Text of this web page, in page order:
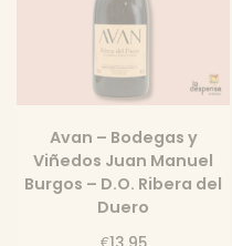
Avan – Bodegas y
Viñedos Juan Manuel
Burgos – D.O. Ribera del
Duero